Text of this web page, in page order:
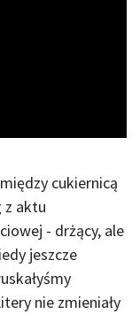
cukiernicą
z aktu
- drżący, ale
jeszcze
nie zmieniały